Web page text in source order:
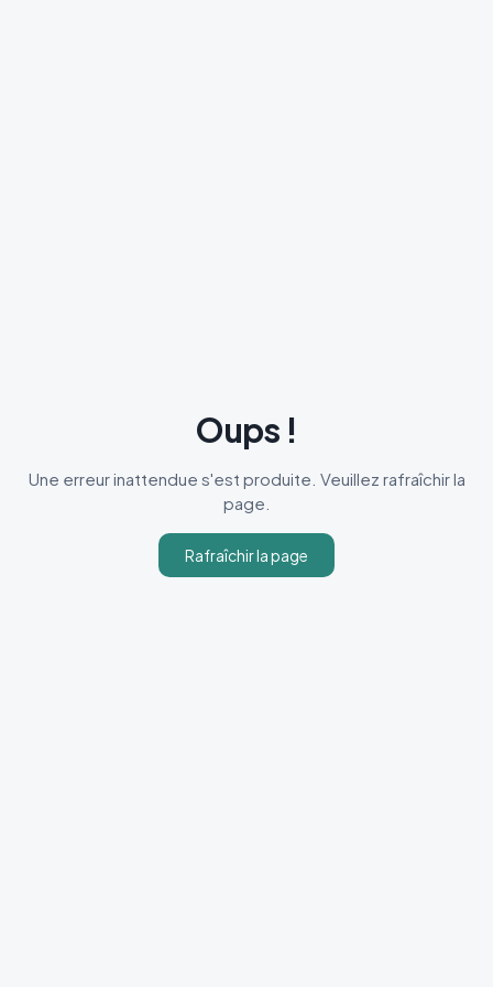
Oups !
Une erreur inattendue s'est produite. Veuillez rafraîchir la
page.
Rafraîchir la page